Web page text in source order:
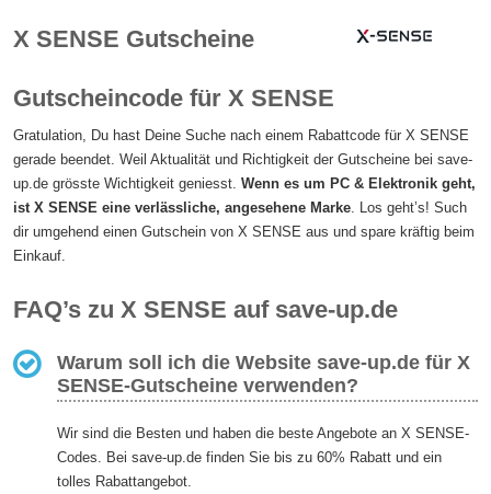
X SENSE Gutscheine
Gutscheincode für X SENSE
Gratulation, Du hast Deine Suche nach einem Rabattcode für X SENSE
gerade beendet. Weil Aktualität und Richtigkeit der Gutscheine bei save-
up.de grösste Wichtigkeit geniesst.Wenn es um PC & Elektronik geht,
ist X SENSE eine verlässliche, angesehene Marke. Los geht’s! Such
dir umgehend einen Gutschein von X SENSE aus und spare kräftig beim
Einkauf.
FAQ’s zu X SENSE auf save-up.de
Warum soll ich die Website save-up.de für X
SENSE-Gutscheine verwenden?
Wir sind die Besten und haben die beste Angebote an X SENSE-
Codes. Bei save-up.de finden Sie bis zu 60% Rabatt und ein
tolles Rabattangebot.